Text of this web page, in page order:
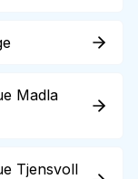
Madla
Tjensvoll